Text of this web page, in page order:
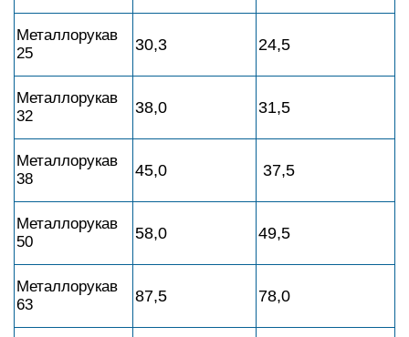
Металлорукав
25
30,3 24,5
Металлорукав
32
38,0 31,5
Металлорукав
38
45,0 37,5
Металлорукав
50
58,0 49,5
Металлорукав
63
87,5 78,0